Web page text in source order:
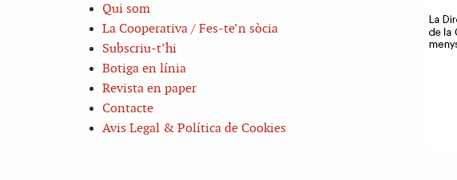
Qui som
La Cooperativa / Fes-te’n sòcia
Subscriu-t’hi
Botiga en línia
Revista en paper
Contacte
Avis Legal & Política de Cookies